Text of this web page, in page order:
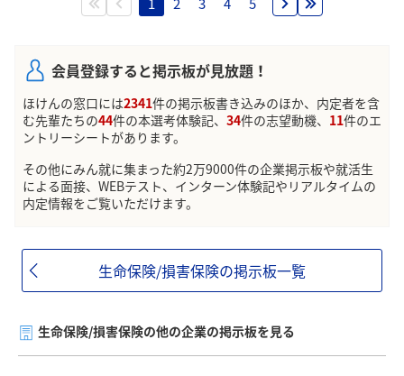
会員登録すると掲示板が見放題！
ほけんの窓口には2341件の掲示板書き込みのほか、内定者を含
む先輩たちの44件の本選考体験記、 34件の志望動機、 11件のエ
ントリーシートがあります。
その他にみん就に集まった約2万9000件の企業掲示板や就活生
による面接、WEBテスト、インターン体験記やリアルタイムの
内定情報をご覧いただけます。
生命保険/損害保険の掲示板一覧
生命保険/損害保険の他の企業の掲示板を見る